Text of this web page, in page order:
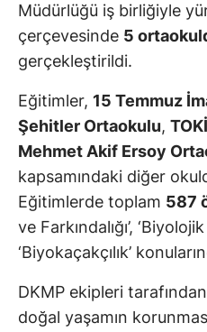
Müdürlüğü iş birliğiyle
çerçevesinde 5
gerçekleştirildi.
Eğitimler, 15 Temmuz
Şehitler Ortaokulu,
Mehmet Akif Ersoy
kapsamındaki diğer
Eğitimlerde toplam 587
ve Farkındalığı’,
‘Biyokaçakçılık’
DKMP ekipleri
doğal yaşamın